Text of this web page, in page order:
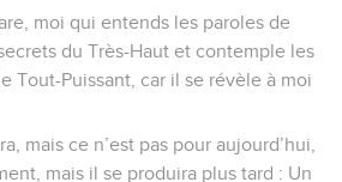
moi qui entends les paroles de
du Très-Haut et contemple les
Tout-Puissant, car il se révèle à moi
mais ce n’est pas pour aujourd’hui,
mais il se produira plus tard : Un